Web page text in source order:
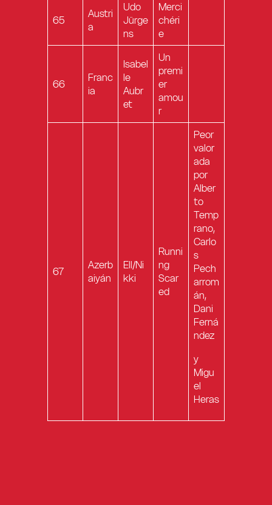
65
Austri
a
Udo
Jürge
ns
Merci
chéri
e
66
Franc
ia
Isabel
le
Aubr
et
Un
premi
er
amou
r
67
Azerb
aiyán
Ell/Ni
kki
Runni
ng
Scar
ed
Peor
valor
ada
por
Alber
to
Temp
rano,
Carlo
s
Pech
arrom
án,
Dani
Ferná
ndez
y
Migu
el
Heras